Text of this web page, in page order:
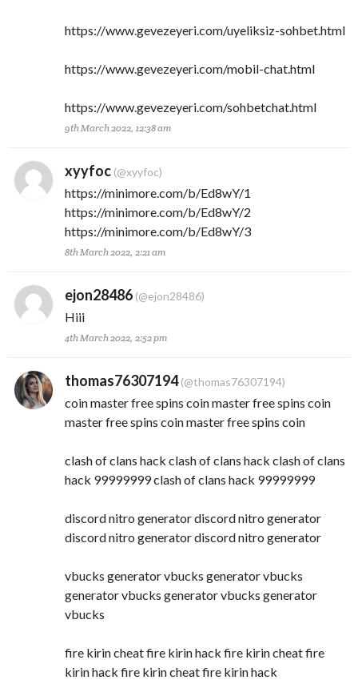
https://www.gevezeyeri.com/uyeliksiz-sohbet.html
https://www.gevezeyeri.com/mobil-chat.html
https://www.gevezeyeri.com/sohbetchat.html
9th March 2022, 12:38 am
xyyfoc (@xyyfoc)
https://minimore.com/b/Ed8wY/1
https://minimore.com/b/Ed8wY/2
https://minimore.com/b/Ed8wY/3
8th March 2022, 2:21 am
ejon28486 (@ejon28486)
Hiii
4th March 2022, 2:52 pm
thomas76307194(@thomas76307194)
coin master free spins coin master free spins coin
master free spins coin master free spins coin
clash of clans hack clash of clans hack clash of clans
hack 99999999 clash of clans hack 99999999
discord nitro generator discord nitro generator
discord nitro generator discord nitro generator
vbucks generator vbucks generator vbucks
generator vbucks generator vbucks generator
vbucks
fire kirin cheat fire kirin hack fire kirin cheat fire
kirin hack fire kirin cheat fire kirin hack